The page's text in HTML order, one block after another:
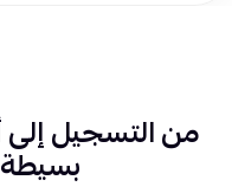
من التسجيل إلى